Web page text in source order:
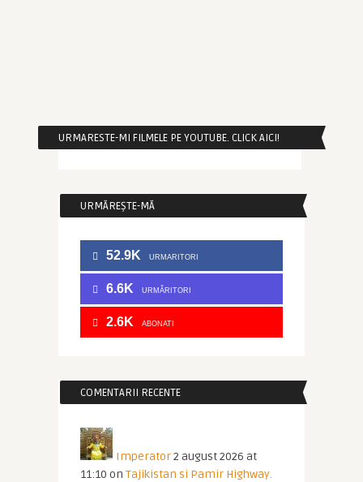
URMARESTE-MI FILMELE PE YOUTUBE. CLICK AICI!
URMĂREȘTE-MĂ
52.9K URMARITORI
6.6K URMĂRITORI
2.6K ABONATI
COMENTARII RECENTE
Imperator2 august 2026 at
11:10 on Tajikistan si Pamir Highway.